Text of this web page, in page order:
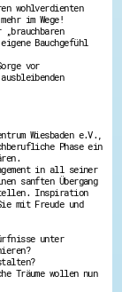
- Gut zu Wissen
Ehrenamt
Hessen
wohlverdienten
im Wege!
Bauchgefühl
vor
Wiesbaden e.V.,
Phase ein
in all seiner
sanften Übergang
Inspiration
mit Freude und
unter
Träume wollen nun